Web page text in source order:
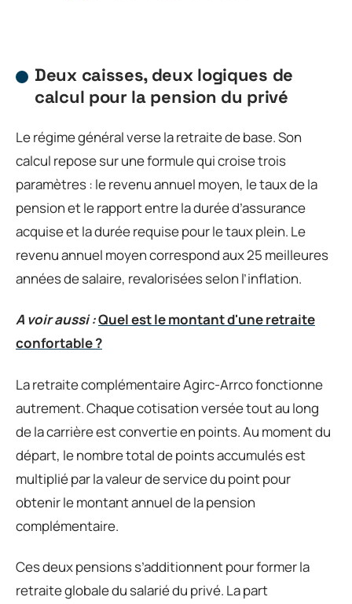
Deux caisses, deux logiques de
calcul pour la pension du privé
Le régime général verse la retraite de base. Son
calcul repose sur une formule qui croise trois
paramètres : le revenu annuel moyen, le taux de la
pension et le rapport entre la durée d’assurance
acquise et la durée requise pour le taux plein. Le
revenu annuel moyen correspond aux 25 meilleures
années de salaire, revalorisées selon l’inflation.
A voir aussi :Quel est le montant d'une retraite
confortable ?
La retraite complémentaire Agirc-Arrco fonctionne
autrement. Chaque cotisation versée tout au long
de la carrière est convertie en points. Au moment du
départ, le nombre total de points accumulés est
multiplié par la valeur de service du point pour
obtenir le montant annuel de la pension
complémentaire.
Ces deux pensions s’additionnent pour former la
retraite globale du salarié du privé. La part